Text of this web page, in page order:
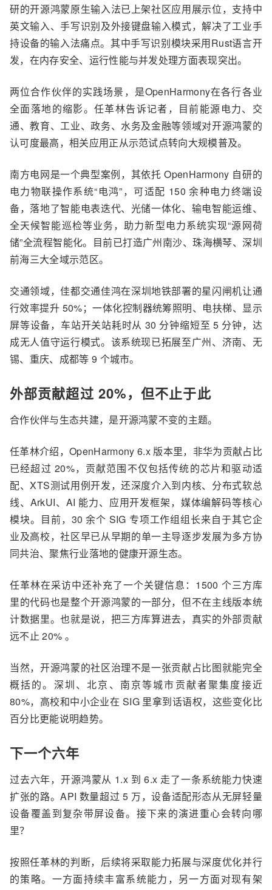
研的开源鸿蒙原生输入法已上架社区应用展示位，支持中
英文输入、手写识别及外接键盘输入模式，解决了工业手
持设备的输入法痛点。 其中手写识别模块采用Rust语言开
发，在内存安全、运行性能与并发处理方面表现突出。
两位合作伙伴的实践场景，是OpenHarmony在各行各业
全面落地的缩影。任革林告诉记者，目前能源电力、交
通、教育、工业、政务、水务及金融等领域对开源鸿蒙的
认可度最高，相关应用正从示范试点转向大规模普及。
南方电网是一个典型案例， 其依托 OpenHarmony 自研的
电力物联操作系统“电鸿”，可适配 150 余种电力终端设
备，落地了智能电表迭代、光储一体化、输电智能运维、
全天候智能巡检等业务，助力新型电力系统实现“源网荷
储”全流程智能化。目前已打造广州南沙、珠海横琴、深圳
前海三大全域示范区。
交通领域，佳都交通佳鸿在深圳地铁部署的星闪闸机让通
行效率提升 50%；一体化控制器统筹照明、电扶梯、显示
屏等设备，车站开关站耗时从 30 分钟缩短至 5 分钟，达
成无人值守运行模式。该系统现已拓展至广州、济南、无
锡、重庆、成都等 9 个城市。
外部贡献超过 20%，但不止于此
合作伙伴与生态共建，是开源鸿蒙不变的主题。
任革林介绍，OpenHarmony 6.x 版本里，非华为贡献占比
已经超过 20%，贡献范围不仅包括传统的芯片和驱动适
配、XTS测试用例开发，还深度介入到内核、分布式软总
线、ArkUI、AI 能力、应用开发框架，媒体编解码等核心
模块。 目前， 30余个 SIG 专项工作组组长来自于其它企
业及高校，社区早已从早期的单一主导逐步发展为多方协
同共治、聚焦行业落地的健康开源生态。
任革林在采访中还补充了一个关键信息：1500 个三方库
里的代码也是整个开源鸿蒙的一部分，但不在主线版本统
计数据里。也就是说， 把三方库算进去，真实的外部贡献
远不止 20% 。
当然，开源鸿蒙的社区治理不是一张贡献占比图就能完全
概括的。 深圳、北京、南京等城市贡献者聚集度接近
80%，高校和中小企业在 SIG 里拿到话语权，这些变化比
百分比更能说明趋势。
下一个六年
过去六年，开源鸿蒙从 1.x 到 6.x 走了一条系统能力快速
扩张的路。API 数量超过 5 万，设备适配形态从无屏轻量
设备覆盖到复杂带屏设备。接下来的演进重心会转向哪
里？
按照任革林的判断，后续将采取能力拓展与深度优化并行
的策略。一方面持续丰富系统能力，另一方面对现有架